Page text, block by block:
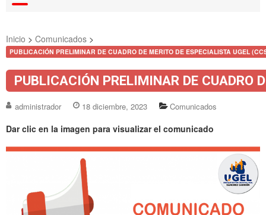
Inicio > Comunicados >
PUBLICACIÓN PRELIMINAR DE CUADRO DE MERITO DE ESPECIALISTA UGEL
PUBLICACIÓN PRELIMINAR DE CUADRO
administrador 18 diciembre, 2023 Comunicados
Dar clic en la imagen para visualizar el comunicado